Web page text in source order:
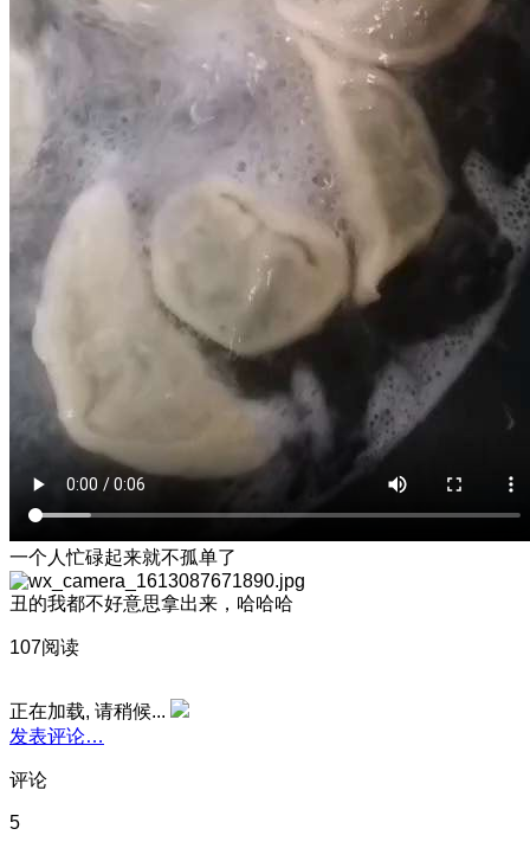
一个人忙碌起来就不孤单了
丑的我都不好意思拿出来，哈哈哈
107阅读
正在加载, 请稍候...
发表评论…
评论
5